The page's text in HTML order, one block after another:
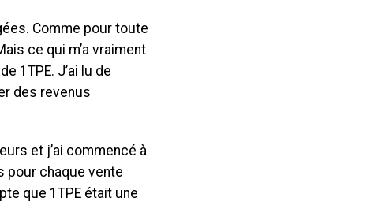
Comme pour toute
ce qui m’a vraiment
1TPE. J’ai lu de
des revenus
et j’ai commencé à
pour chaque vente
que 1TPE était une